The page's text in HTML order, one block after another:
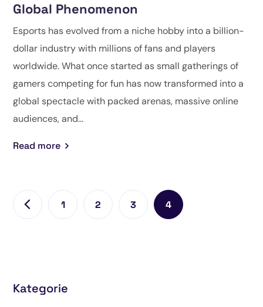
Global Phenomenon
Esports has evolved from a niche hobby into a billion-
dollar industry with millions of fans and players
worldwide. What once started as small gatherings of
gamers competing for fun has now transformed into a
global spectacle with packed arenas, massive online
audiences, and...
Read more
1 2 3 4
Kategorie